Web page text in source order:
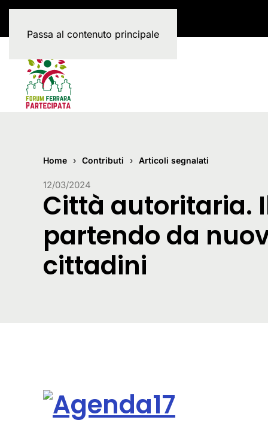
Passa al contenuto principale
Home Contributi Articoli segnalati
12/03/2024
Città autoritaria.
partendo da
cittadini